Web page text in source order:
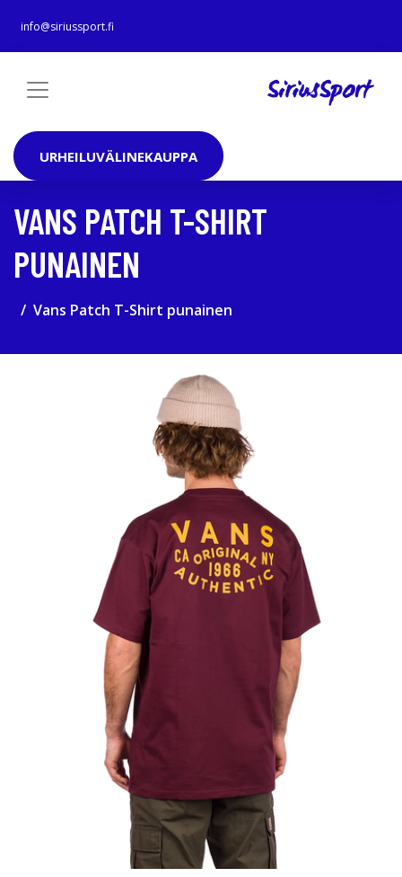
info@siriussport.fi
URHEILUVÄLINEKAUPPA
VANS PATCH T-SHIRT
PUNAINEN
Vans Patch T-Shirt punainen